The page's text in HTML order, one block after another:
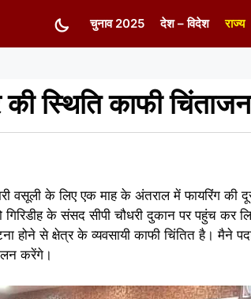
चुनाव 2025 देश – विदेश राज्य
स्थिति काफी
वसूली के लिए एक माह के अंतराल में फायरिंग की
के संसद सीपी चौधरी दुकान पर पहुंच कर
होने से क्षेत्र के व्यवसायी काफी चिंतित है। मैने
करेंगे।